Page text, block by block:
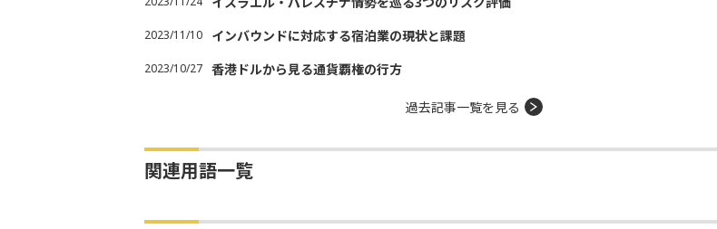
2023/11/10 インバウンドに対応する宿泊業の現状と課題
2023/10/27 香港ドルから見る通貨覇権の行方
過去記事一覧を見る
関連用語一覧